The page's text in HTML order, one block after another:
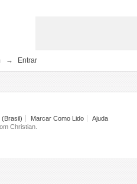
→ Entrar
(Brasil) Marcar Como Lido
Ajuda
Christian.